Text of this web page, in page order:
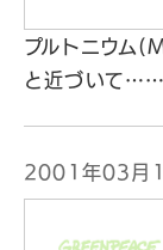
プルトニウム
と近づいて……
2001年03月